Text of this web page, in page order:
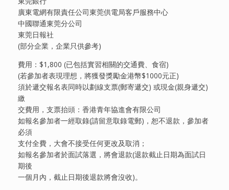
廣東電網有限責任公司東莞供電局客戶服務中心
中國聯通東莞分公司
東莞日報社
(部分企業，企業只供參考)
費用：$1,800 (已包括實習相關的交通費、食宿)
(若參加者表現理想，將獲發獎勵金港幣$1000元正)
須於遞交報名表同時以劃線支票(郵寄遞交) 或現金(親身遞交)
繳
交費用，支票抬頭：香港青年協進會有限公司
如報名參加者一經取錄(請留意取錄電郵)，恕不退款，參加者
必須
支付全費，大會不接受任何更改及取消；
如報名參加者於面試落選，將會退款(退款截止日期為面試日
期後
一個月內，截止日期後退款將會沒收)。